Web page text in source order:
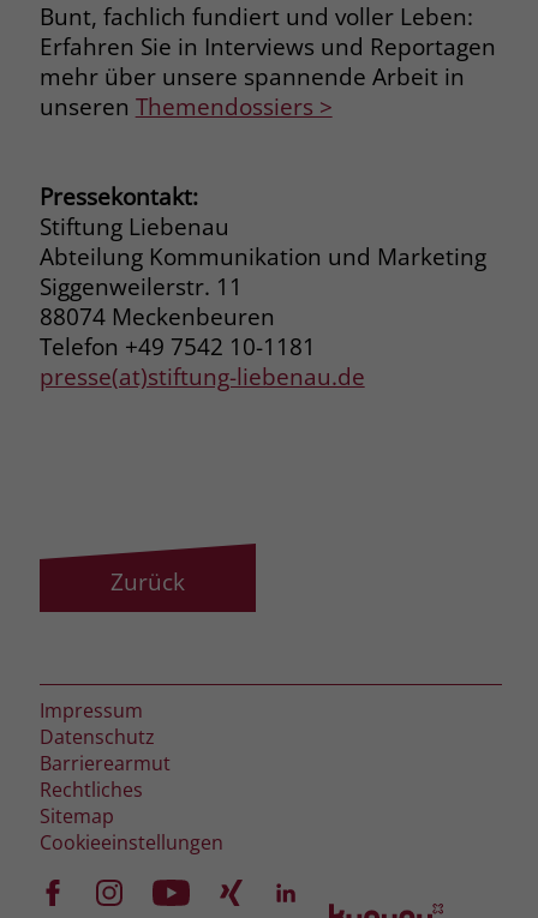
Bunt, fachlich fundiert und voller Leben:
Erfahren Sie in Interviews und Reportagen
mehr über unsere spannende Arbeit in
unseren Themendossiers >
Pressekontakt:
Stiftung Liebenau
Abteilung Kommunikation und Marketing
Siggenweilerstr. 11
88074 Meckenbeuren
Telefon +49 7542 10-1181
presse(at)stiftung-liebenau.de
Zurück
Impressum
Datenschutz
Barrierearmut
Rechtliches
Sitemap
Cookieeinstellungen